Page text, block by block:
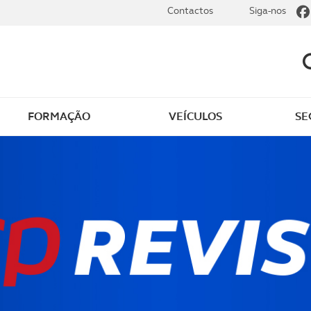
FORMAÇÃO
seus
VEÍCULOS
Contactos Siga-nos